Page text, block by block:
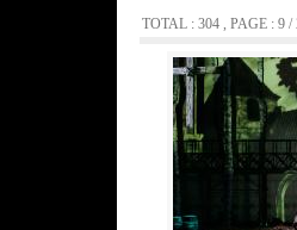
TOTAL : 304 , PAGE : 9 /